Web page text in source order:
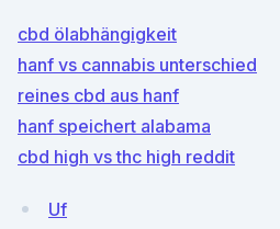
cbd ölabhängigkeit
hanf vs cannabis unterschied
reines cbd aus hanf
hanf speichert alabama
cbd high vs thc high reddit
Uf